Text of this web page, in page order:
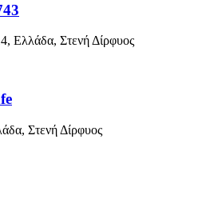
Ελλάδα, Στενή Δίρφυος
Στενή Δίρφυος